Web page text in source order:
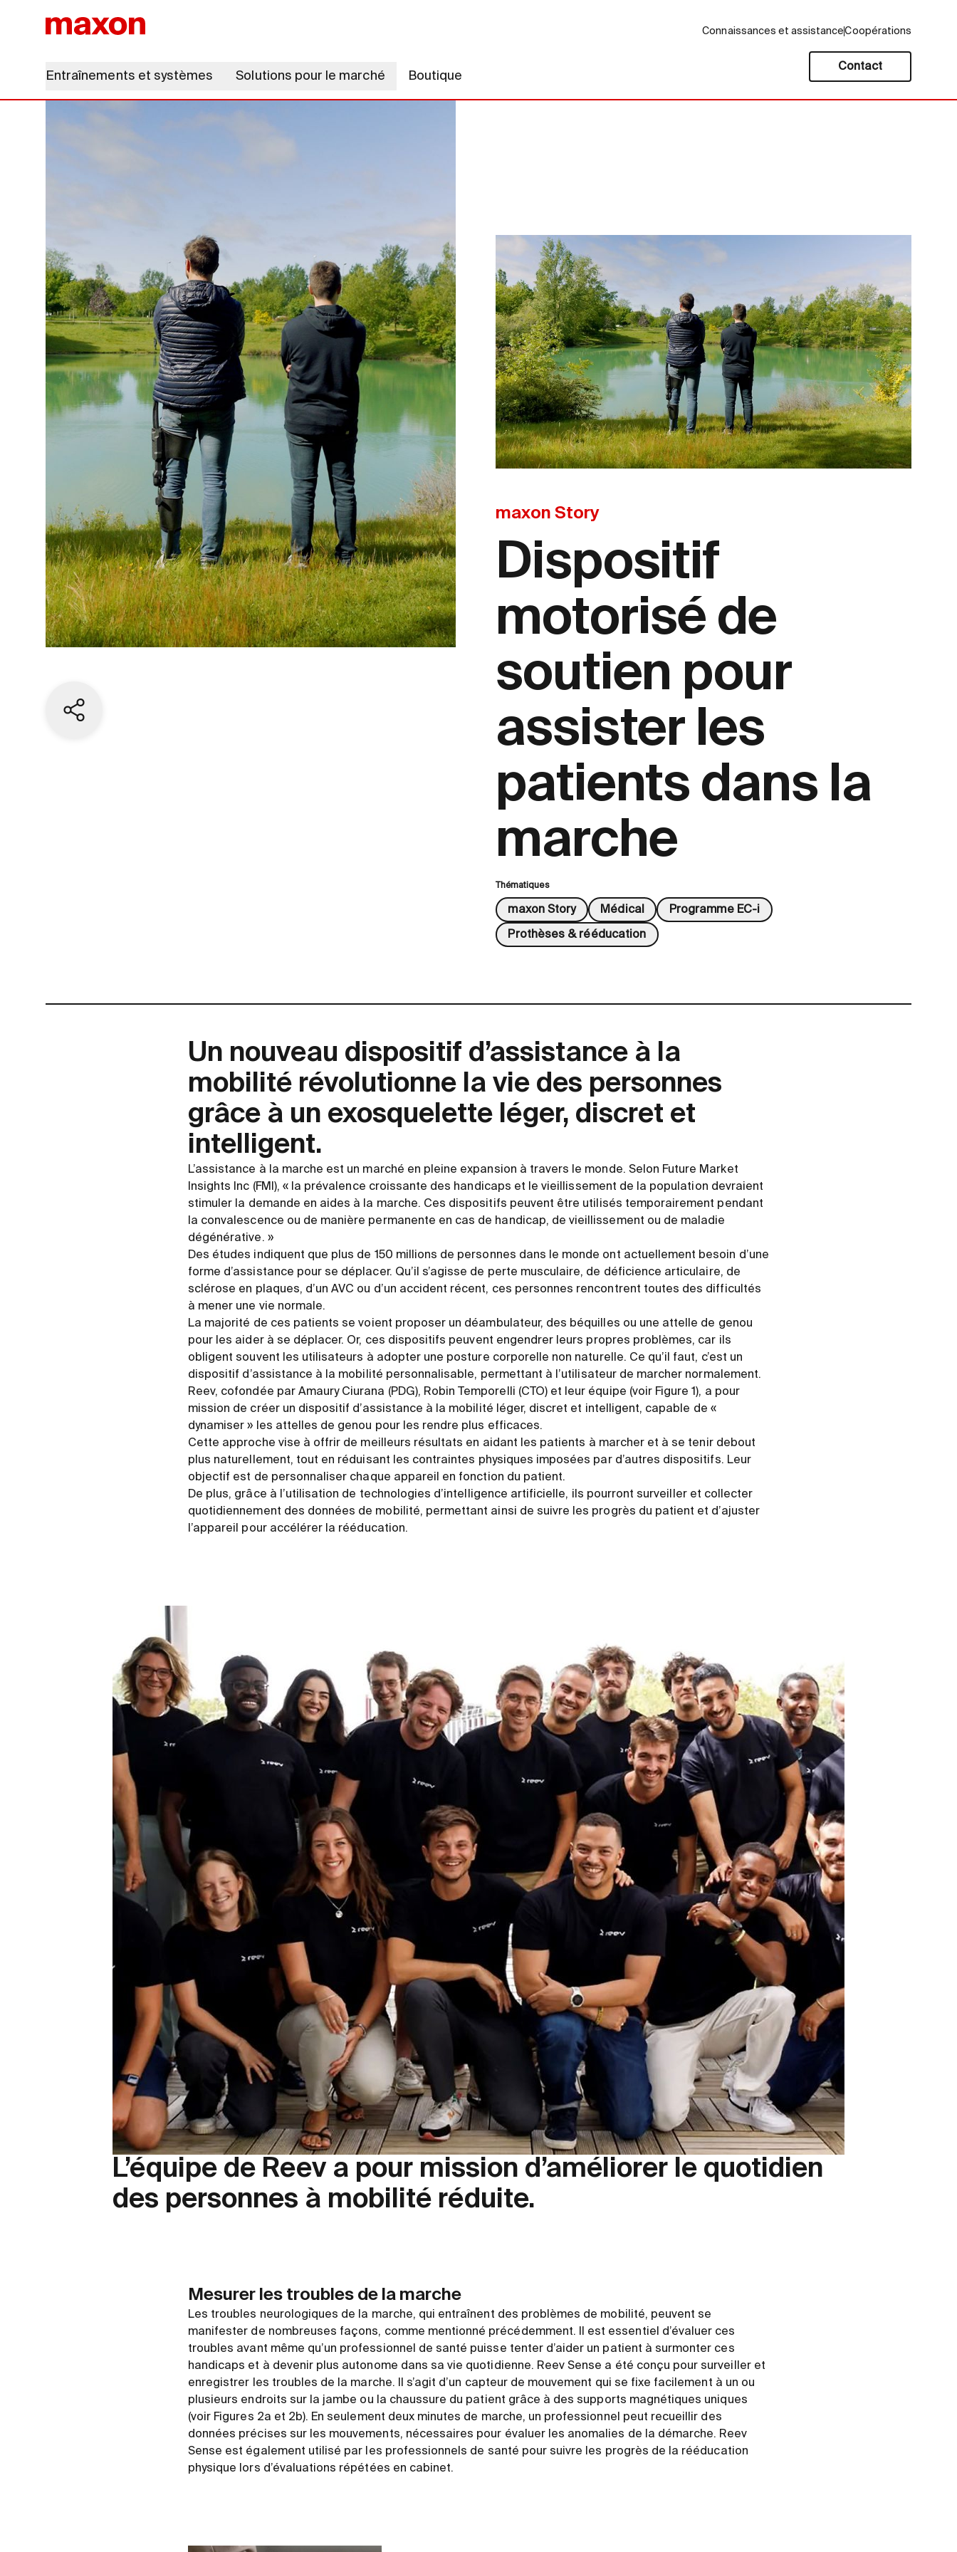
Connaissances et assistanceCoopérations
Entraînements et systèmes Solutions pour le marché Boutique
Contact
maxon Story
Dispositif
motorisé de
soutien pour
assister les
patients dans la
marche
Thématiques
maxon Story Médical Programme EC-i
Prothèses & rééducation
Share current page
Un nouveau dispositif d’assistance à la
mobilité révolutionne la vie des personnes
grâce à un exosquelette léger, discret et
intelligent.
L’assistance à la marche est un marché en pleine expansion à travers le monde. Selon Future Market
Insights Inc (FMI), « la prévalence croissante des handicaps et le vieillissement de la population devraient
stimuler la demande en aides à la marche. Ces dispositifs peuvent être utilisés temporairement pendant
la convalescence ou de manière permanente en cas de handicap, de vieillissement ou de maladie
dégénérative. »
Des études indiquent que plus de 150 millions de personnes dans le monde ont actuellement besoin d’une
forme d’assistance pour se déplacer. Qu’il s’agisse de perte musculaire, de déficience articulaire, de
sclérose en plaques, d’un AVC ou d’un accident récent, ces personnes rencontrent toutes des difficultés
à mener une vie normale.
La majorité de ces patients se voient proposer un déambulateur, des béquilles ou une attelle de genou
pour les aider à se déplacer. Or, ces dispositifs peuvent engendrer leurs propres problèmes, car ils
obligent souvent les utilisateurs à adopter une posture corporelle non naturelle. Ce qu’il faut, c’est un
dispositif d’assistance à la mobilité personnalisable, permettant à l’utilisateur de marcher normalement.
Reev, cofondée par Amaury Ciurana (PDG), Robin Temporelli (CTO) et leur équipe (voir Figure 1), a pour
mission de créer un dispositif d’assistance à la mobilité léger, discret et intelligent, capable de «
dynamiser » les attelles de genou pour les rendre plus efficaces.
Cette approche vise à offrir de meilleurs résultats en aidant les patients à marcher et à se tenir debout
plus naturellement, tout en réduisant les contraintes physiques imposées par d’autres dispositifs. Leur
objectif est de personnaliser chaque appareil en fonction du patient.
De plus, grâce à l’utilisation de technologies d’intelligence artificielle, ils pourront surveiller et collecter
quotidiennement des données de mobilité, permettant ainsi de suivre les progrès du patient et d’ajuster
l’appareil pour accélérer la rééducation.
L’équipe de Reev a pour mission d’améliorer le quotidien
des personnes à mobilité réduite.
Mesurer les troubles de la marche
Les troubles neurologiques de la marche, qui entraînent des problèmes de mobilité, peuvent se
manifester de nombreuses façons, comme mentionné précédemment. Il est essentiel d’évaluer ces
troubles avant même qu’un professionnel de santé puisse tenter d’aider un patient à surmonter ces
handicaps et à devenir plus autonome dans sa vie quotidienne. Reev Sense a été conçu pour surveiller et
enregistrer les troubles de la marche. Il s’agit d’un capteur de mouvement qui se fixe facilement à un ou
plusieurs endroits sur la jambe ou la chaussure du patient grâce à des supports magnétiques uniques
(voir Figures 2a et 2b). En seulement deux minutes de marche, un professionnel peut recueillir des
données précises sur les mouvements, nécessaires pour évaluer les anomalies de la démarche. Reev
Sense est également utilisé par les professionnels de santé pour suivre les progrès de la rééducation
physique lors d’évaluations répétées en cabinet.